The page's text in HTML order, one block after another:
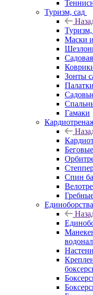
Туризм, сад
Туризм,
Маски
Зонты
Палатки
Гамаки
Спин
Единоборства